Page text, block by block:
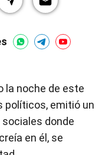
la noche de este
políticos, emitió un
donde
en él, se